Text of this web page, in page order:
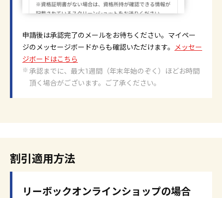
申請後は承認完了のメールをお待ちください。マイペー
ジのメッセージボードからも確認いただけます。 メッセー
ジボードはこちら
承認までに、最大1週間（年末年始のぞく）ほどお時間
頂く場合がございます。ご了承ください。
割引適用方法
リーボックオンラインショップの場合